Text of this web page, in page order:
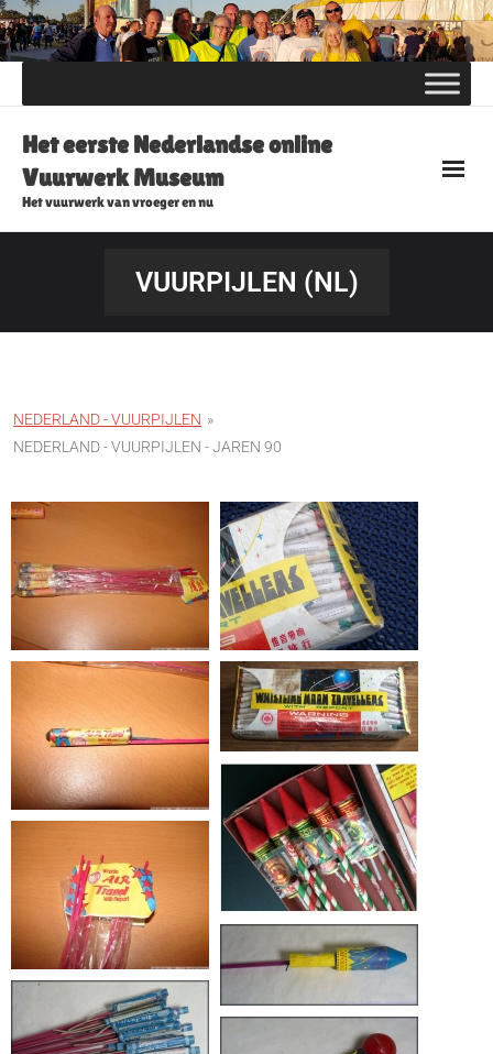
Skip
to
Het eerste Nederlandse online
Vuurwerk Museum
Het vuurwerk van vroeger en nu
VUURPIJLEN (NL)
NEDERLAND - VUURPIJLEN »
NEDERLAND - VUURPIJLEN - JAREN 90